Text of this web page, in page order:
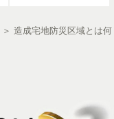
＞ 造成宅地防災区域とは何